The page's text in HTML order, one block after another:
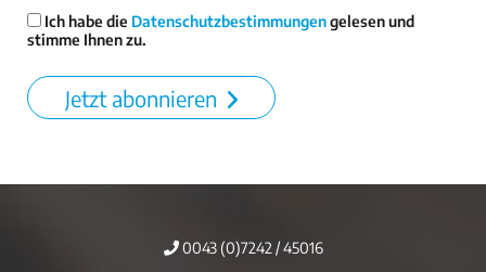
Ich habe die Datenschutzbestimmungengelesen und
stimme Ihnen zu.
Jetzt abonnieren
0043 (0)7242 / 45016